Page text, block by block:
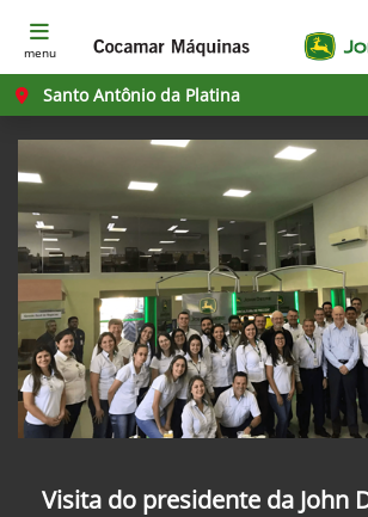
menu
Santo Antônio da Platina
Visita do presidente da John